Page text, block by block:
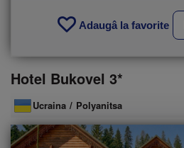
Adaugâ la favorite
Hotel Bukovel 3*
Ucraina / Polyanitsa